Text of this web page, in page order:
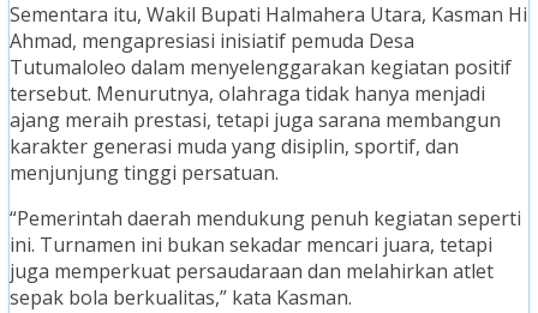
Sementara itu, Wakil Bupati Halmahera Utara, Kasman Hi
Ahmad, mengapresiasi inisiatif pemuda Desa
Tutumaloleo dalam menyelenggarakan kegiatan positif
tersebut. Menurutnya, olahraga tidak hanya menjadi
ajang meraih prestasi, tetapi juga sarana membangun
karakter generasi muda yang disiplin, sportif, dan
menjunjung tinggi persatuan.
“Pemerintah daerah mendukung penuh kegiatan seperti
ini. Turnamen ini bukan sekadar mencari juara, tetapi
juga memperkuat persaudaraan dan melahirkan atlet
sepak bola berkualitas,” kata Kasman.